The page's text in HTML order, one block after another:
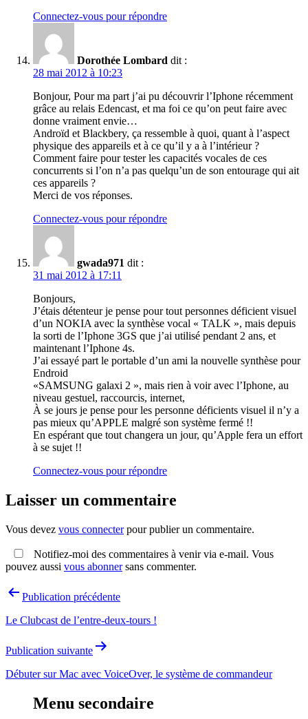
Connectez-vous pour répondre
Dorothée Lombard dit :
28 mai 2012 à 10:23
Bonjour, Pour ma part j’ai pu découvrir l’Iphone récemment
grâce au relais Edencast, et ma foi ce qu’on peut faire avec
donne vraiment envie…
Androïd et Blackbery, ça ressemble à quoi, quant à l’aspect
physique des appareils et à ce qu’il y a à l’intérieur ?
Comment faire pour tester les capacités vocales de ces
concurrents si l’on n’a pas quelqu’un de son entourage qui ait
ces appareils ?
Merci de vos réponses.
Connectez-vous pour répondre
gwada971 dit :
31 mai 2012 à 17:11
Bonjours,
J’étais détenteur je pense pour tout personnes déficient visuel
d’un NOKIA avec la synthèse vocal « TALK », mais depuis
la sorti de l’Iphone 3GS que j’ai utilisé pendant 2 ans, et
maintenant l’Iphone 4s.
J’ai essayé part le portable d’un ami la nouvelle synthèse pour
Endroid
«SAMSUNG galaxi 2 », mais rien à voir avec l’Iphone, au
niveau gestuel, raccourcis, internet,
À se jours je pense pour les personne déficients visuel il n’y a
pas mieux qu’APPLE malgré son système fermé !!
En espérant que tout changera un jour, qu’Apple fera un effort
à se sujet !!
Connectez-vous pour répondre
Laisser un commentaire
Vous devez vous connecterpour publier un commentaire.
Notifiez-moi des commentaires à venir via e-mail. Vous
pouvez aussi vous abonnersans commenter.
Navigation
l’article
Publication précédente
Le Clubcast de l’entre-deux-tours !
Publication suivante
Débuter sur Mac avec VoiceOver, le système de commandeur
Menu secondaire